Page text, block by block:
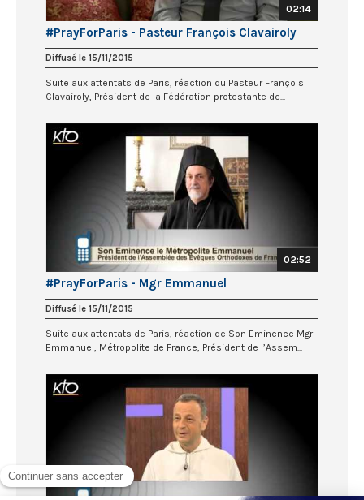
02:14
#PrayForParis - Pasteur François Clavairoly
Diffusé le 15/11/2015
Suite aux attentats de Paris, réaction du Pasteur François
Clavairoly, Président de la Fédération protestante de...
02:52
#PrayForParis - Mgr Emmanuel
Diffusé le 15/11/2015
Suite aux attentats de Paris, réaction de Son Eminence Mgr
Emmanuel, Métropolite de France, Président de l’Assem...